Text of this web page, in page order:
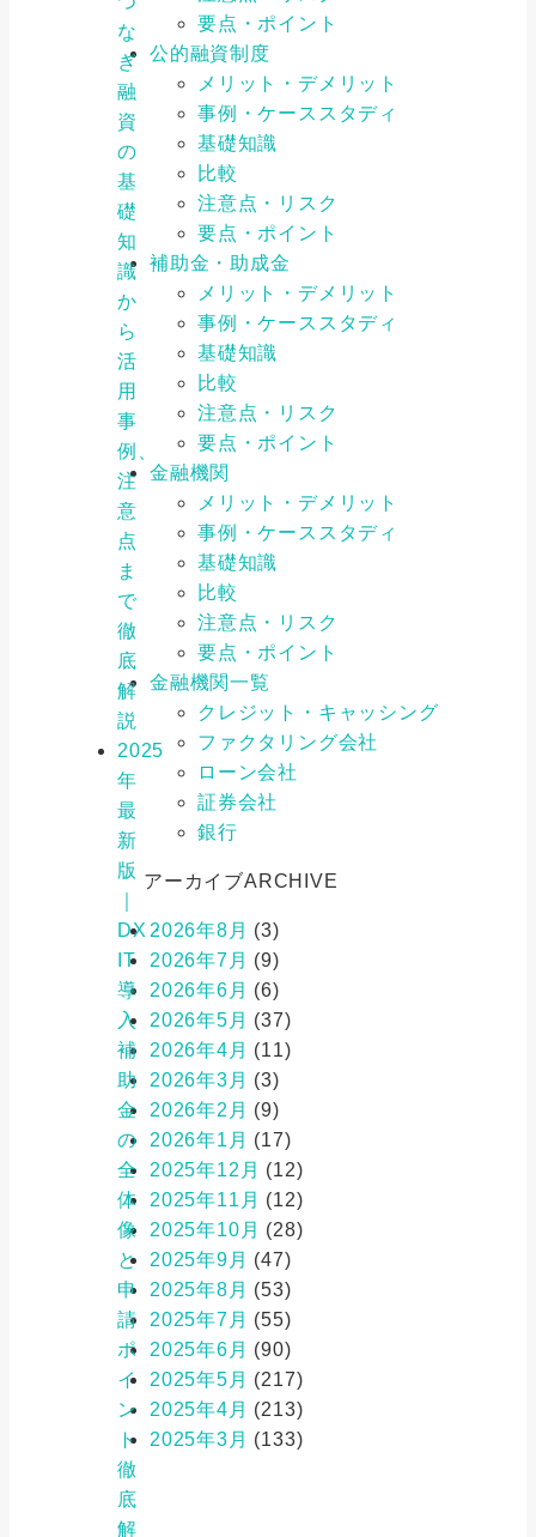
な
ぎ
融
資
の
基
礎
知
識
か
ら
活
用
事
例、
注
意
点
ま
で
徹
底
解
説
2025
年
最
新
版
DX・
IT
導
入
補
助
金
の
全
体
像
と
申
請
ポ
イ
ン
ト
徹
底
解
要点・ポイント
公的融資制度
メリット・デメリット
事例・ケーススタディ
基礎知識
比較
注意点・リスク
要点・ポイント
補助金・助成金
メリット・デメリット
事例・ケーススタディ
基礎知識
比較
注意点・リスク
要点・ポイント
金融機関
メリット・デメリット
事例・ケーススタディ
基礎知識
比較
注意点・リスク
要点・ポイント
金融機関一覧
クレジット・キャッシング
ファクタリング会社
ローン会社
証券会社
銀行
アーカイブARCHIVE
2026年8月 (3)
2026年7月 (9)
2026年6月 (6)
2026年5月 (37)
2026年4月 (11)
2026年3月 (3)
2026年2月 (9)
2026年1月 (17)
2025年12月 (12)
2025年11月 (12)
2025年10月 (28)
2025年9月 (47)
2025年8月 (53)
2025年7月 (55)
2025年6月 (90)
2025年5月 (217)
2025年4月 (213)
2025年3月 (133)